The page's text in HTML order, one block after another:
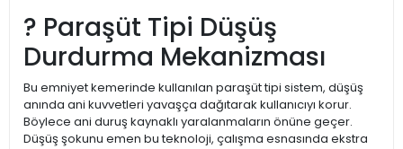
? Paraşüt Tipi Düşüş
Durdurma Mekanizması
Bu emniyet kemerinde kullanılan paraşüt tipi sistem, düşüş
anında ani kuvvetleri yavaşça dağıtarak kullanıcıyı korur.
Böylece ani duruş kaynaklı yaralanmaların önüne geçer.
Düşüş şokunu emen bu teknoloji, çalışma esnasında ekstra